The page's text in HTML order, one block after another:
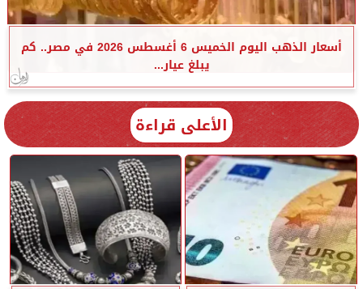
أسعار الذهب اليوم الخميس 6 أغسطس 2026 في مصر.. كم
يبلغ عيار...
الأعلى قراءة